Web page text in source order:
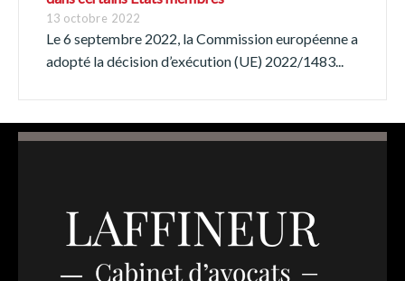
13 octobre 2022
Le 6 septembre 2022, la Commission européenne a
adopté la décision d’exécution (UE) 2022/1483...